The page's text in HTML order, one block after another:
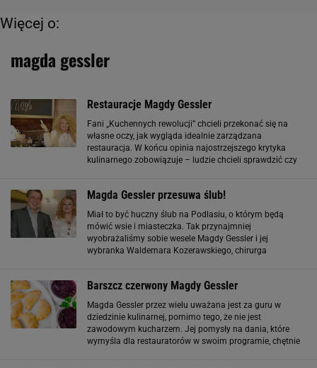
Więcej o:
magda gessler
Restauracje Magdy Gessler
Fani „Kuchennych rewolucji” chcieli przekonać się na
własne oczy, jak wygląda idealnie zarządzana
restauracja. W końcu opinia najostrzejszego krytyka
kulinarnego zobowiązuje – ludzie chcieli sprawdzić czy
Magda Gessler przesuwa ślub!
Miał to być huczny ślub na Podlasiu, o którym będą
mówić wsie i miasteczka. Tak przynajmniej
wyobrażaliśmy sobie wesele Magdy Gessler i jej
wybranka Waldemara Kozerawskiego, chirurga
Barszcz czerwony Magdy Gessler
Magda Gessler przez wielu uważana jest za guru w
dziedzinie kulinarnej, pomimo tego, że nie jest
zawodowym kucharzem. Jej pomysły na dania, które
wymyśla dla restauratorów w swoim programie, chętnie